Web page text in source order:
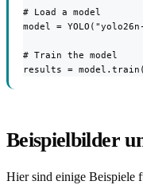
# Load a model
model =
# Train the model
results =
Beispielbilder
Hier sind einige Beispiele